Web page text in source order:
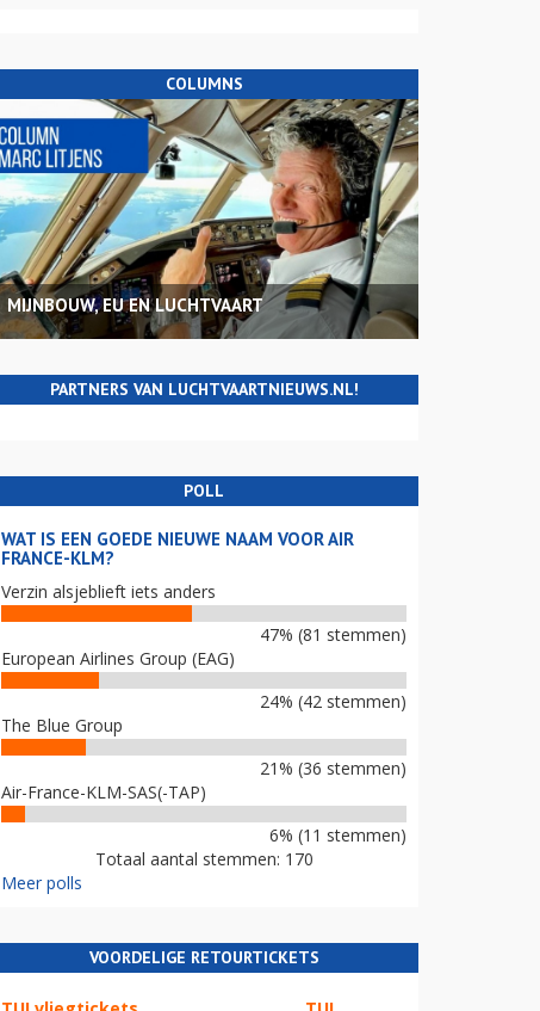
COLUMNS
MIJNBOUW, EU EN LUCHTVAART
PARTNERS VAN LUCHTVAARTNIEUWS.NL!
POLL
WAT IS EEN GOEDE NIEUWE NAAM VOOR AIR
FRANCE-KLM?
Verzin alsjeblieft iets anders
47% (81 stemmen)
European Airlines Group (EAG)
24% (42 stemmen)
The Blue Group
21% (36 stemmen)
Air-France-KLM-SAS(-TAP)
6% (11 stemmen)
Totaal aantal stemmen: 170
Meer polls
VOORDELIGE RETOURTICKETS